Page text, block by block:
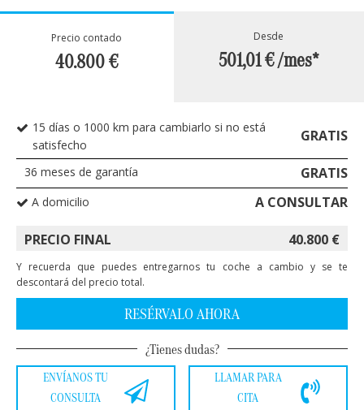
Precio contado
40.800€
Desde
501,01 €/mes*
15 días o 1000 km para cambiarlo si no está
satisfecho
GRATIS
36 meses de garantía GRATIS
A domicilio A CONSULTAR
PRECIO FINAL 40.800 €
Y recuerda que puedes entregarnos tu coche a cambio y se te
descontará del precio total.
RESÉRVALO AHORA
¿Tienes dudas?
ENVÍANOS TU
CONSULTA
LLAMAR PARA
CITA